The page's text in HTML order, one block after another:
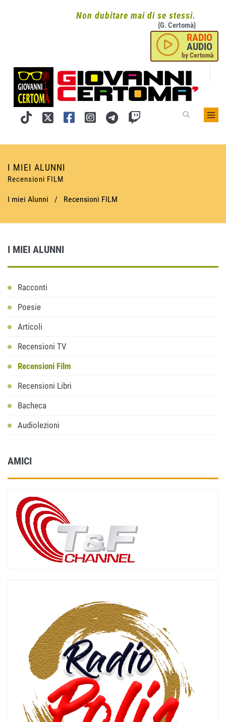
Non dubitare mai di se stessi.
{G. Certomà}
RADIO
AUDIO
by Certomà
I MIEI ALUNNI
Recensioni FILM
I miei Alunni / Recensioni FILM
I MIEI ALUNNI
Racconti
Poesie
Articoli
Recensioni TV
Recensioni Film
Recensioni Libri
Bacheca
Audiolezioni
AMICI